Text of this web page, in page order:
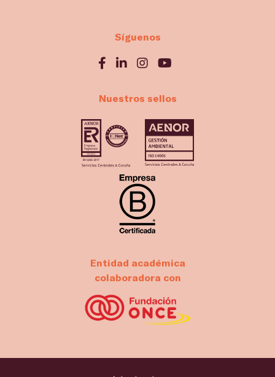
Síguenos
Nuestros sellos
Entidad académica
colaboradora con